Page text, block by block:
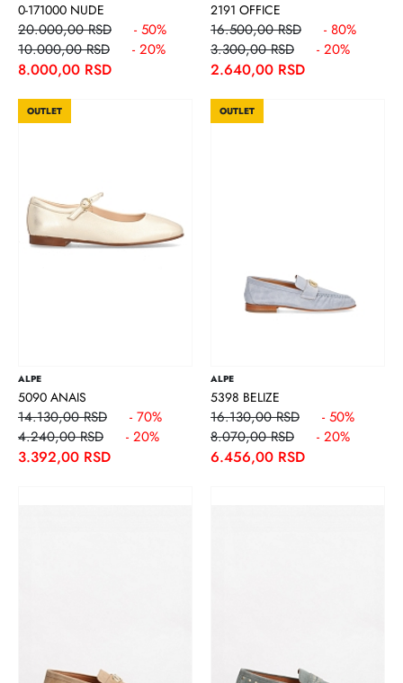
0-171000 NUDE
20.000,00 RSD
- 50%
10.000,00 RSD
- 20%
8.000,00 RSD
2191 OFFICE
16.500,00 RSD
- 80%
3.300,00 RSD
- 20%
2.640,00 RSD
OUTLET
ALPE
5090 ANAIS
14.130,00 RSD
- 70%
4.240,00 RSD
- 20%
3.392,00 RSD
OUTLET
ALPE
5398 BELIZE
16.130,00 RSD
- 50%
8.070,00 RSD
- 20%
6.456,00 RSD